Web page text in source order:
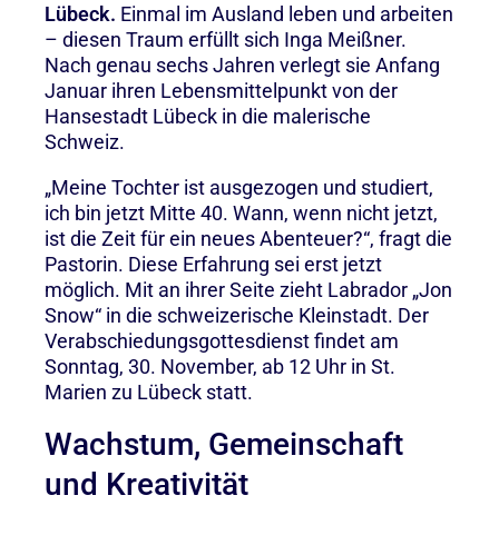
Lübeck. Einmal im Ausland leben und arbeiten
– diesen Traum erfüllt sich Inga Meißner.
Nach genau sechs Jahren verlegt sie Anfang
Januar ihren Lebensmittelpunkt von der
Hansestadt Lübeck in die malerische
Schweiz.
„Meine Tochter ist ausgezogen und studiert,
ich bin jetzt Mitte 40. Wann, wenn nicht jetzt,
ist die Zeit für ein neues Abenteuer?“, fragt die
Pastorin. Diese Erfahrung sei erst jetzt
möglich. Mit an ihrer Seite zieht Labrador „Jon
Snow“ in die schweizerische Kleinstadt. Der
Verabschiedungsgottesdienst findet am
Sonntag, 30. November, ab 12 Uhr in St.
Marien zu Lübeck statt.
Wachstum, Gemeinschaft
und Kreativität